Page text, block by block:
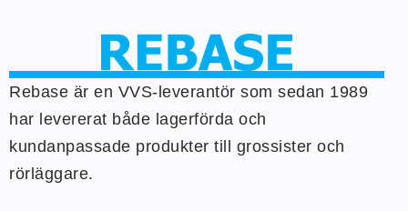
Rebase är en VVS-leverantör som sedan 1989
har levererat både lagerförda och
kundanpassade produkter till grossister och
rörläggare.